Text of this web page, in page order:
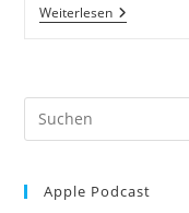
WeiterlesenNEEWER
Ringlicht
18
Dimmbare
Apple Podcast